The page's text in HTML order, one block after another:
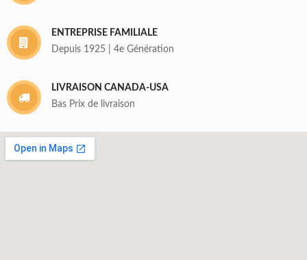
ENTREPRISE FAMILIALE
Depuis 1925 | 4e Génération
LIVRAISON CANADA-USA
Bas Prix de livraison